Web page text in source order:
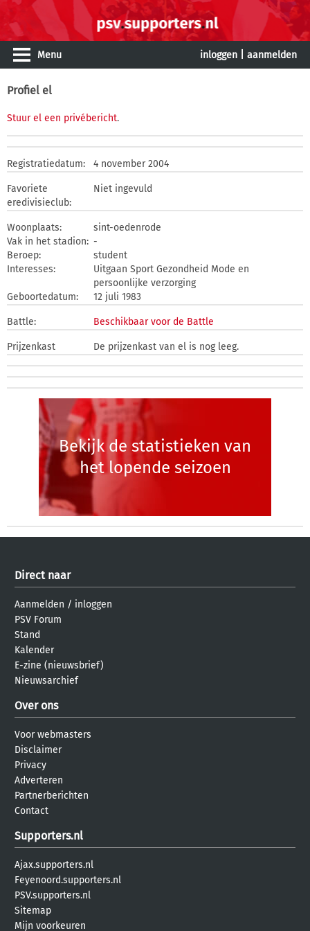
Menu inloggen aanmelden
Profiel el
Stuur el een privébericht.
Registratiedatum: 4 november 2004
Favoriete
eredivisieclub:
Niet ingevuld
Woonplaats:
sint-oedenrode
Vak in het stadion: -
Beroep:
student
Interesses:
Uitgaan Sport Gezondheid Mode en
persoonlijke verzorging
Geboortedatum:
12 juli 1983
Battle: Beschikbaar voor de Battle
Prijzenkast De prijzenkast van el is nog leeg.
Bekijk de statistieken van
het lopende seizoen
Direct naar
Aanmelden / inloggen
PSV Forum
Stand
Kalender
E-zine (nieuwsbrief)
Nieuwsarchief
Over ons
Voor webmasters
Disclaimer
Privacy
Adverteren
Partnerberichten
Contact
Supporters.nl
Ajax.supporters.nl
Feyenoord.supporters.nl
PSV.supporters.nl
Sitemap
Mijn voorkeuren